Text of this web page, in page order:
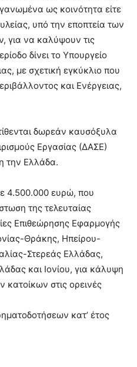
ως κοινότητα είτε
υπό την εποπτεία των
για να καλύψουν τις
δίνει το Υπουργείο
με σχετική εγκύκλιο που
και Ενέργειας,
δωρεάν καυσόξυλα
Εργασίας (ΔΑΣΕ)
την Ελλάδα.
4.500.000 ευρώ, που
της τελευταίας
Επιθεώρησης Εφαρμογής
Θράκης, Ηπείρου-
Στερεάς Ελλάδας,
και Ιονίου, για κάλυψη
στις ορεινές
κατ’ έτος